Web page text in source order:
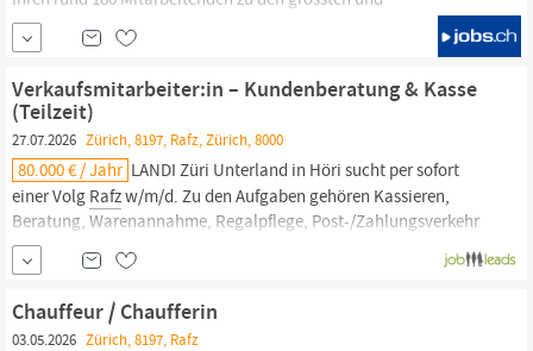
leistungsstärksten Unternehmen der Schweiz in der «Grünen
Branche». Für unsere Staudenabteilung in
suchen wir per 01.
Stauden 100%
Verkaufsmitarbeiter:in – Kundenberatung & Kasse
(Teilzeit)
27.07.2026 Zürich, 8197, Rafz, Zürich, 8000
80.000 € / Jahr LANDI Züri Unterland in Höri sucht per sofort
einer Volg Rafzw/m/d. Zu den Aufgaben gehören Kassieren,
Beratung, Warenannahme, Regalpflege, Post-/Zahlungsverkehr
im Postangebot und Toto/Lotto-Verkauf. Sie haben eine
abgeschlossene Ausbildung im Detailhandel bzw.
Verkaufserfahrung im Lebensmittelhandel, sind kontaktfreudig,
flexibel und ein Teamplayer.
Chauffeur / Chaufferin
03.05.2026 Zürich, 8197, Rafz